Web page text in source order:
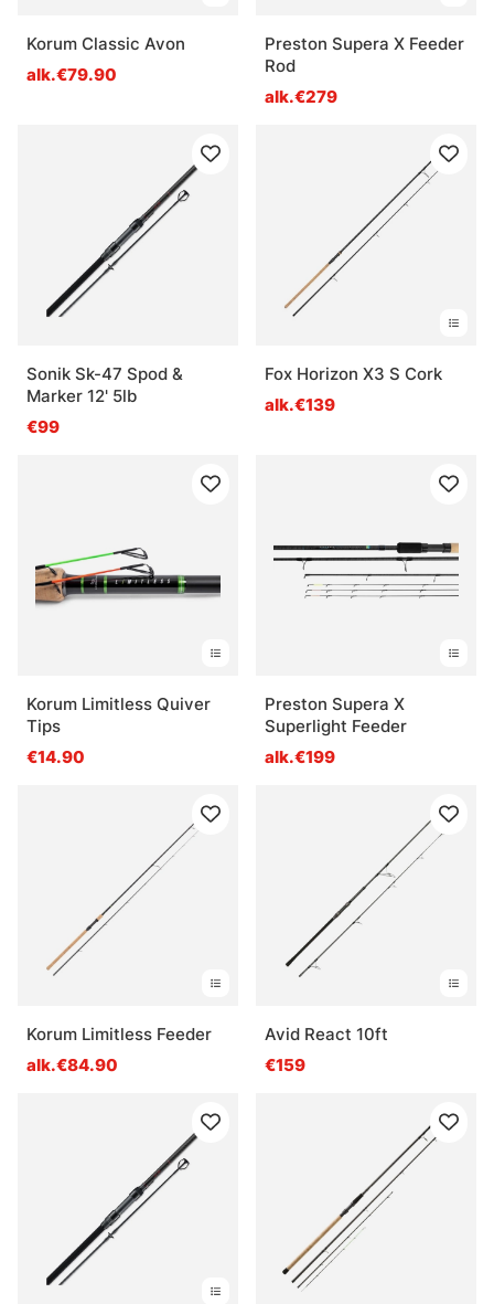
Korum Classic Avon
alk.€79.90
Preston Supera X Feeder
Rod
alk.€279
Sonik Sk-47 Spod &
Marker 12' 5lb
€99
Fox Horizon X3 S Cork
alk.€139
Korum Limitless Quiver
Tips
€14.90
Preston Supera X
Superlight Feeder
alk.€199
Korum Limitless Feeder
alk.€84.90
Avid React 10ft
€159